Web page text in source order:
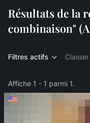
Résultats de la
combinaison"
Filtres actifs
Affiche 1 - 1 parmi 1.